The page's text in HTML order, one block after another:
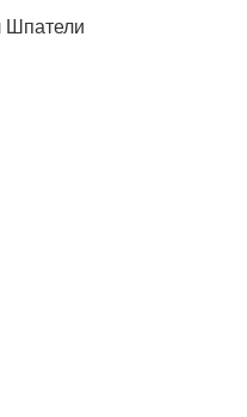
Шпатели